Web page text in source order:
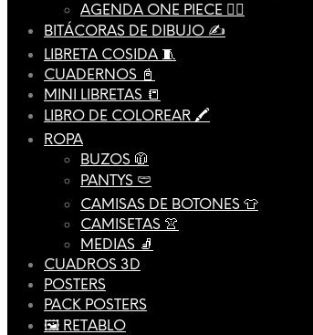
AGENDA ONE PIECE 🏴‍☠️
BITÁCORAS DE DIBUJO ✍️
LIBRETA COSIDA 🧵
CUADERNOS 📓
MINI LIBRETAS 📒
LIBRO DE COLOREAR 🖍️
ROPA
BUZOS 🧥
PANTYS 🩲
CAMISAS DE BOTONES 👕
CAMISETAS 👚
MEDIAS 🧦
CUADROS 3D
POSTERS
PACK POSTERS
🖼️ RETABLO